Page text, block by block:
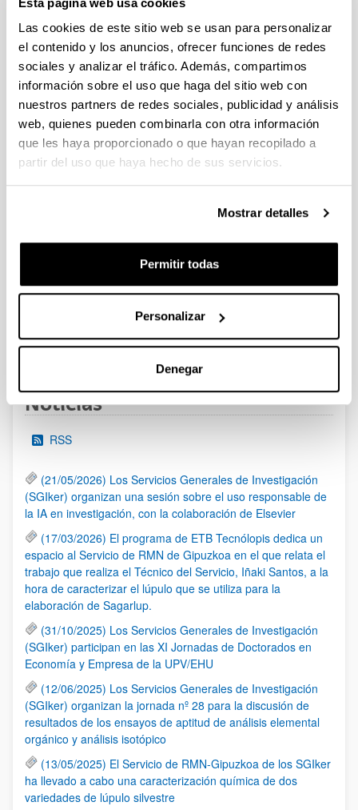
Las cookies de este sitio web se usan para personalizar
el contenido y los anuncios, ofrecer funciones de redes
sociales y analizar el tráfico. Además, compartimos
información sobre el uso que haga del sitio web con
nuestros partners de redes sociales, publicidad y análisis
web, quienes pueden combinarla con otra información
que les haya proporcionado o que hayan recopilado a
partir del uso que haya hecho de sus servicios.
Mostrar detalles
Permitir todas
Personalizar
Denegar
Fellows Gipuzkoa 2026
Plazo de presentación cerrado (Fecha de fin del plazo de
presentación: 29/04/2026)
El plazo de presentación de solicitudes finaliza el 29/04/2026.
Plazo interno UPV/EHU: 27/04/2026- 12:00 am (Ver resumen))
Proyectos Universidad-Empresa-Sociedad 2026
Plazo de presentación cerrado: 20/04/2026 - 12/05/2026 13:00
Se ha publicado la convocatoria
(inclusive).
Página
1 ...Páginas intermedias Use TAB para
Página
6 Página
7 Página
8 ...Páginas intermedias
Página
95
Noticias
RSS
(21/05/2026) Los Servicios Generales de Investigación
(SGIker) organizan una sesión sobre el uso responsable de
la IA en investigación, con la colaboración de Elsevier
(17/03/2026) El programa de ETB Tecnólopis dedica un
espacio al Servicio de RMN de Gipuzkoa en el que relata el
trabajo que realiza el Técnico del Servicio, Iñaki Santos, a la
hora de caracterizar el lúpulo que se utiliza para la
elaboración de Sagarlup.
(31/10/2025) Los Servicios Generales de Investigación
(SGIker) participan en las XI Jornadas de Doctorados en
Economía y Empresa de la UPV/EHU
(12/06/2025) Los Servicios Generales de Investigación
(SGIker) organizan la jornada nº 28 para la discusión de
resultados de los ensayos de aptitud de análisis elemental
orgánico y análisis isotópico
(13/05/2025) El Servicio de RMN-Gipuzkoa de los SGIker
ha llevado a cabo una caracterización química de dos
variedades de lúpulo silvestre